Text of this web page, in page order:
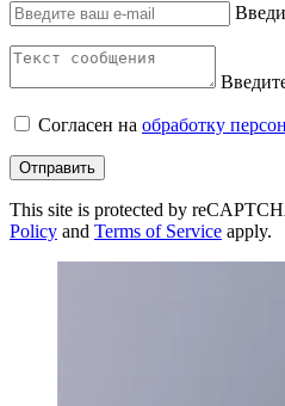
Согласен на обработку
Отправить
This site is protected by
Policy and Terms of Service apply.